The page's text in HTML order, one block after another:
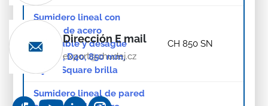
Sumidero lineal con
marco de acero
inoxidable y desagüe
lateral, D40, 850 mm,
rejilla Square brilla
CH 850 SN
Sumidero lineal de pared
Dirección E mail
export@chudej.cz